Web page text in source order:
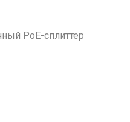
PoE-сплиттер